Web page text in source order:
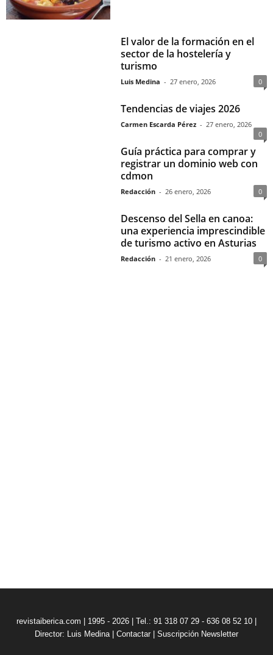
El valor de la formación en el
sector de la hostelería y
turismo
Luis Medina - 27 enero, 2026 0
Tendencias de viajes 2026
Carmen Escarda Pérez - 27 enero, 2026
0
Guía práctica para comprar y
registrar un dominio web con
cdmon
Redacción - 26 enero, 2026 0
Descenso del Sella en canoa:
una experiencia imprescindible
de turismo activo en Asturias
Redacción - 21 enero, 2026 0
revistaiberica.com | 1995 - 2026 | Tel.: 91 318 07 29 - 636 08 52 10 |
Director: Luis Medina| Contactar Suscripción Newsletter